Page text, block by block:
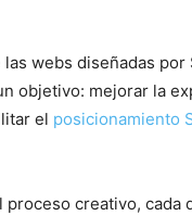
webs diseñadas por
objetivo: mejorar la
el posicionamiento
proceso creativo, cada